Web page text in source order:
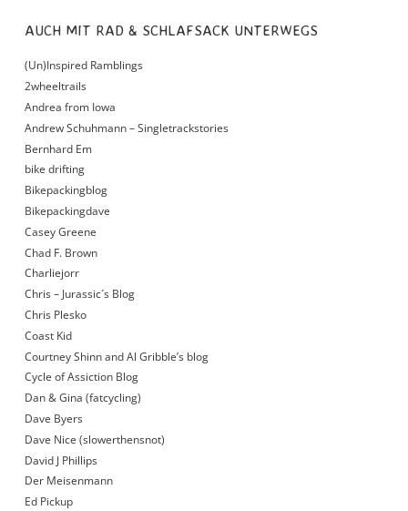
AUCH MIT RAD & SCHLAFSACK UNTERWEGS
(Un)Inspired Ramblings
2wheeltrails
Andrea from Iowa
Andrew Schuhmann – Singletrackstories
Bernhard Em
bike drifting
Bikepackingblog
Bikepackingdave
Casey Greene
Chad F. Brown
Charliejorr
Chris – Jurassic´s Blog
Chris Plesko
Coast Kid
Courtney Shinn and Al Gribble’s blog
Cycle of Assiction Blog
Dan & Gina (fatcycling)
Dave Byers
Dave Nice (slowerthensnot)
David J Phillips
Der Meisenmann
Ed Pickup